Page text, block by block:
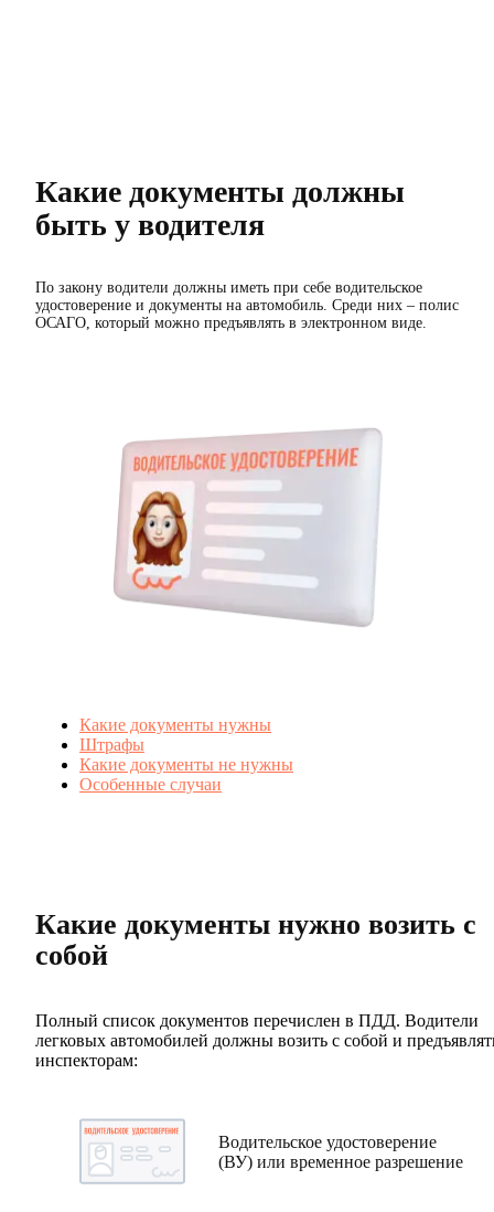
Какие документы должны
быть у водителя
По закону водители должны иметь при себе водительское
удостоверение и документы на автомобиль. Среди них – полис
ОСАГО, который можно предъявлять в электронном виде.
Какие документы нужны
Штрафы
Какие документы не нужны
Особенные случаи
Какие документы нужно возить с
собой
Полный список документов перечислен в ПДД. Водители
легковых автомобилей должны возить с собой и
инспекторам:
Водительское удостоверение
(ВУ) или временное разрешение